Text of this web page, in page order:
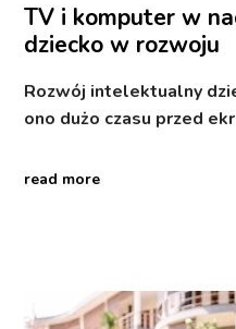
TV i komputer w
dziecko w rozwoju
Rozwój intelektualny
ono dużo czasu przed
read more